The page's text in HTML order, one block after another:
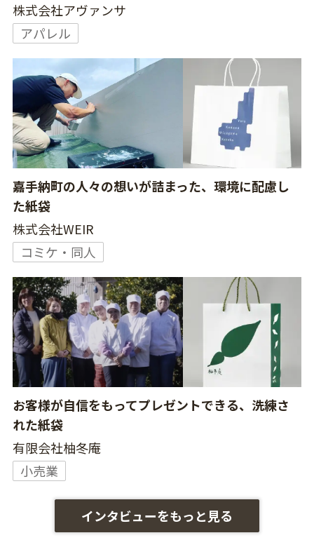
株式会社アヴァンサ
アパレル
嘉手納町の人々の想いが詰まった、環境に配慮し
た紙袋
株式会社WEIR
コミケ・同人
お客様が自信をもってプレゼントできる、洗練さ
れた紙袋
有限会社柚冬庵
小売業
インタビューをもっと見る